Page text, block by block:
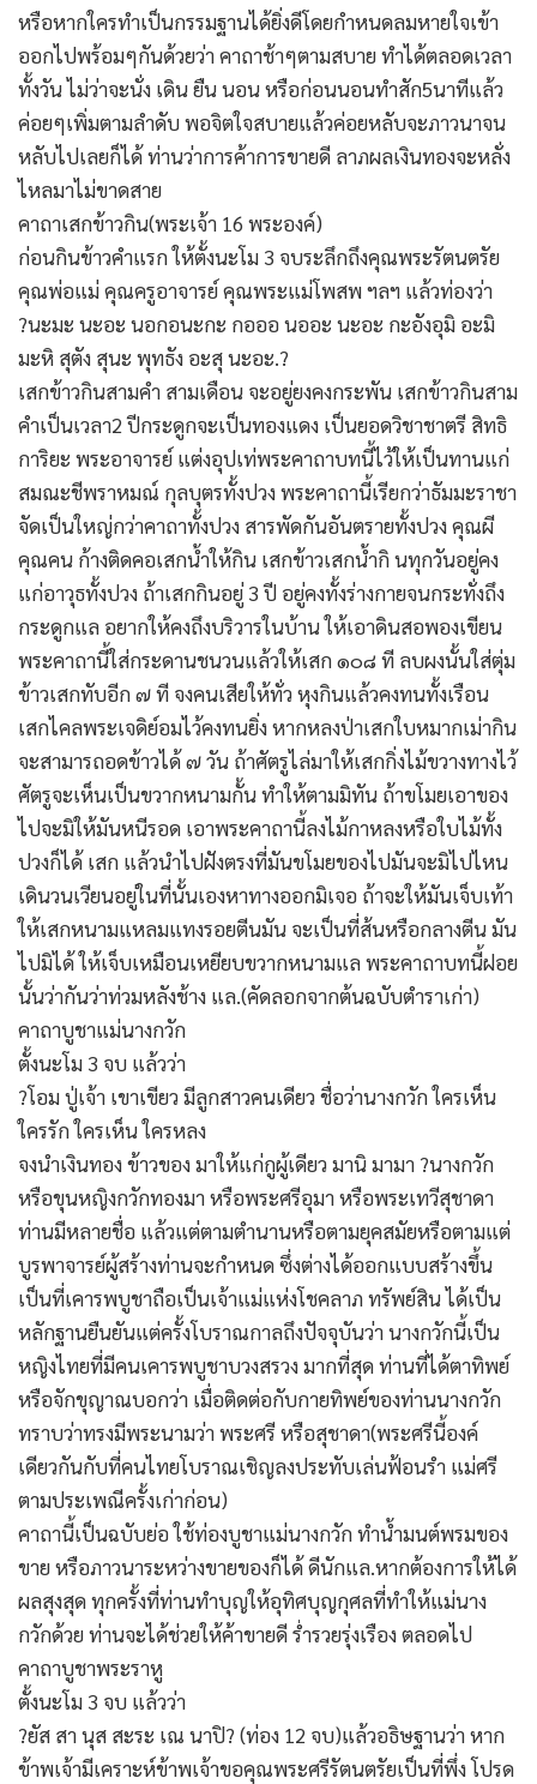
หรือหากใครทำเป็นกรรมฐานได้ยิ่งดีโดยกำหนดลมหายใจเข้า
ออกไปพร้อมๆกันด้วยว่า คาถาช้าๆตามสบาย ทำได้ตลอดเวลา
ทั้งวัน ไม่ว่าจะนั่ง เดิน ยืน นอน หรือก่อนนอนทำสัก5นาทีแล้ว
ค่อยๆเพิ่มตามลำดับ พอจิตใจสบายแล้วค่อยหลับจะภาวนาจน
หลับไปเลยก็ได้ ท่านว่าการค้าการขายดี ลาภผลเงินทองจะหลั่ง
ไหลมาไม่ขาดสาย
คาถาเสกข้าวกิน(พระเจ้า 16 พระองค์)
ก่อนกินข้าวคำแรก ให้ตั้งนะโม 3 จบระลึกถึงคุณพระรัตนตรัย
คุณพ่อแม่ คุณครูอาจารย์ คุณพระแม่โพสพ ฯลฯ แล้วท่องว่า
?นะมะ นะอะ นอกอนะกะ กอออ นออะ นะอะ กะอังอุมิ อะมิ
มะหิ สุตัง สุนะ พุทธัง อะสุ นะอะ.?
เสกข้าวกินสามคำ สามเดือน จะอยู่ยงคงกระพัน เสกข้าวกินสาม
คำเป็นเวลา2 ปีกระดูกจะเป็นทองแดง เป็นยอดวิชาชาตรี สิทธิ
การิยะ พระอาจารย์ แต่งอุปเท่พระคาถาบทนี้ไว้ให้เป็นทานแก่
สมณะชีพราหมณ์ กุลบุตรทั้งปวง พระคาถานี้เรียกว่าธัมมะราชา
จัดเป็นใหญ่กว่าคาถาทั้งปวง สารพัดกันอันตรายทั้งปวง คุณผี
คุณคน ก้างติดคอเสกน้ำให้กิน เสกข้าวเสกน้ำกิ นทุกวันอยู่คง
แก่อาวุธทั้งปวง ถ้าเสกกินอยู่ 3 ปี อยู่คงทั้งร่างกายจนกระทั่งถึง
กระดูกแล อยากให้คงถึงบริวารในบ้าน ให้เอาดินสอพองเขียน
พระคาถานี้ใส่กระดานชนวนแล้วให้เสก ๑๐๘ ที ลบผงนั้นใส่ตุ่ม
ข้าวเสกทับอีก ๗ ที จงคนเสียให้ทั่ว หุงกินแล้วคงทนทั้งเรือน
เสกไคลพระเจดิย์อมไว้คงทนยิ่ง หากหลงป่าเสกใบหมากเม่ากิน
จะสามารถอดข้าวได้ ๗ วัน ถ้าศัตรูไล่มาให้เสกกิ่งไม้ขวางทางไว้
ศัตรูจะเห็นเป็นขวากหนามกั้น ทำให้ตามมิทัน ถ้าขโมยเอาของ
ไปจะมิให้มันหนีรอด เอาพระคาถานี้ลงไม้กาหลงหรือใบไม้ทั้ง
ปวงก็ได้ เสก แล้วนำไปฝังตรงที่มันขโมยของไปมันจะมิไปไหน
เดินวนเวียนอยู่ในที่นั้นเองหาทางออกมิเจอ ถ้าจะให้มันเจ็บเท้า
ให้เสกหนามแหลมแทงรอยตีนมัน จะเป็นที่ส้นหรือกลางตีน มัน
ไปมิได้ ให้เจ็บเหมือนเหยียบขวากหนามแล พระคาถาบทนี้ฝอย
นั้นว่ากันว่าท่วมหลังช้าง แล.(คัดลอกจากต้นฉบับตำราเก่า)
คาถาบูชาแม่นางกวัก
ตั้งนะโม 3 จบ แล้วว่า
?โอม ปู่เจ้า เขาเขียว มีลูกสาวคนเดียว ชื่อว่านางกวัก ใครเห็น
ใครรัก ใครเห็น ใครหลง
จงนำเงินทอง ข้าวของ มาให้แก่กูผู้เดียว มานิ มามา ?นางกวัก
หรือขุนหญิงกวักทองมา หรือพระศรีอุมา หรือพระเทวีสุชาดา
ท่านมีหลายชื่อ แล้วแต่ตามตำนานหรือตามยุคสมัยหรือตามแต่
บูรพาจารย์ผู้สร้างท่านจะกำหนด ซึ่งต่างได้ออกแบบสร้างขึ้น
เป็นที่เคารพบูชาถือเป็นเจ้าแม่แห่งโชคลาภ ทรัพย์สิน ได้เป็น
หลักฐานยืนยันแต่ครั้งโบราณกาลถึงปัจจุบันว่า นางกวักนี้เป็น
หญิงไทยที่มีคนเคารพบูชาบวงสรวง มากที่สุด ท่านที่ได้ตาทิพย์
หรือจักขุญาณบอกว่า เมื่อติดต่อกับกายทิพย์ของท่านนางกวัก
ทราบว่าทรงมีพระนามว่า พระศรี หรือสุชาดา(พระศรีนี้องค์
เดียวกันกับที่คนไทยโบราณเชิญลงประทับเล่นฟ้อนรำ แม่ศรี
ตามประเพณีครั้งเก่าก่อน)
คาถานี้เป็นฉบับย่อ ใช้ท่องบูชาแม่นางกวัก ทำน้ำมนต์พรมของ
ขาย หรือภาวนาระหว่างขายของก็ได้ ดีนักแล.หากต้องการให้ได้
ผลสุงสุด ทุกครั้งที่ท่านทำบุญให้อุทิศบุญกุศลที่ทำให้แม่นาง
กวักด้วย ท่านจะได้ช่วยให้ค้าขายดี ร่ำรวยรุ่งเรือง ตลอดไป
คาถาบูชาพระราหู
ตั้งนะโม 3 จบ แล้วว่า
?ยัส สา นุส สะระ เณ นาปิ? (ท่อง 12 จบ)แล้วอธิษฐานว่า หาก
ข้าพเจ้ามีเคราะห์ข้าพเจ้าขอคุณพระศรีรัตนตรัยเป็นที่พึ่ง โปรด